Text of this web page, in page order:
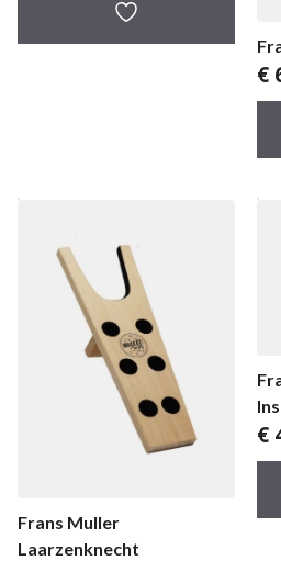
€
Frans Muller
Laarzenknecht
€